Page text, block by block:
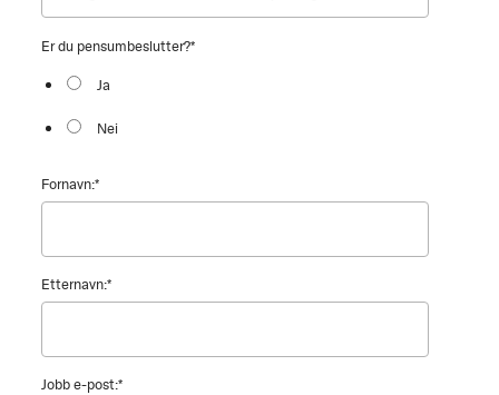
Er du pensumbeslutter?*
Ja
Nei
Fornavn:*
Etternavn:*
Jobb e-post:*